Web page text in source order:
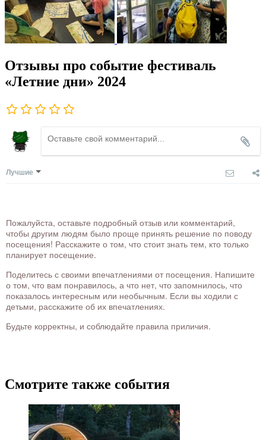
Отзывы про событие фестиваль
«Летние дни» 2024
Лучшие
Пожалуйста, оставьте подробный отзыв или комментарий,
чтобы другим людям было проще принять решение по поводу
посещения! Расскажите о том, что стоит знать тем, кто только
планирует посещение.
Поделитесь с своими впечатлениями от посещения. Напишите
о том, что вам понравилось, а что нет, что запомнилось, что
показалось интересным или необычным. Если вы ходили с
детьми, расскажите об их впечатлениях.
Будьте корректны, и соблюдайте правила приличия.
Смотрите также события